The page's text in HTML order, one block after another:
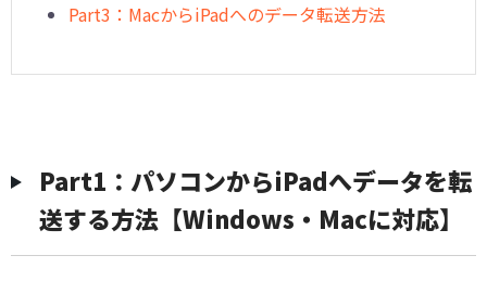
Part3：MacからiPadへのデータ転送方法
Part1：パソコンからiPadへデータを転
送する方法【Windows・Macに対応】